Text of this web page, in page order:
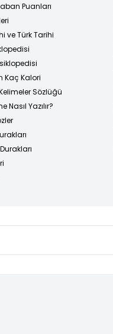
Puanları
ve Türk Tarihi
Kaç Kalori
Sözlüğü
Nasıl Yazılır?